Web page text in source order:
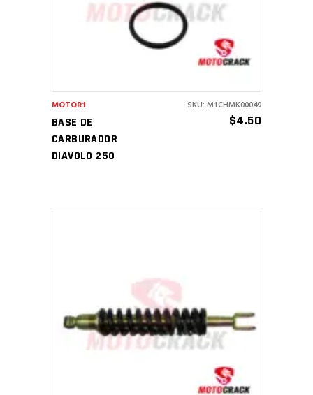
BASE DE
CARBURADOR
DIAVOLO 250
$4.50
MOTOR1 SKU: M1CHMK00049
AÑADIR AL CARRITO